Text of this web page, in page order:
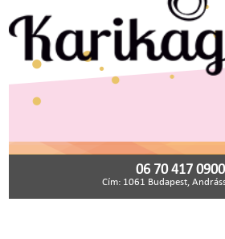
06 70 417 0900
Cím: 1061 Budapest,